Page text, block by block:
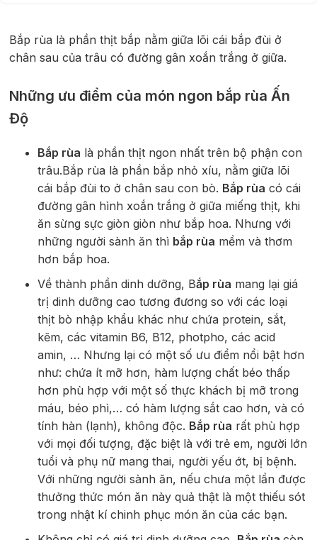
Bắp rùa là phần thịt bắp nằm giữa lõi cái bắp đùi ở
chân sau của trâu có đường gân xoắn trắng ở giữa.
Những ưu điểm của món ngon bắp rùa Ấn
Độ
Bắp rùa là phần thịt ngon nhất trên bộ phận con
trâu.Bắp rùa là phần bắp nhỏ xíu, nằm giữa lõi
cái bắp đùi to ở chân sau con bò. Bắp rùa có cái
đường gân hình xoắn trắng ở giữa miếng thịt, khi
ăn sừng sực giòn giòn như bắp hoa. Nhưng với
những người sành ăn thì bắp rùa mềm và thơm
hơn bắp hoa.
Về thành phần dinh dưỡng, Bắp rùa mang lại giá
trị dinh dưỡng cao tương đương so với các loại
thịt bò nhập khẩu khác như chứa protein, sắt,
kẽm, các vitamin B6, B12, photpho, các acid
amin, … Nhưng lại có một số ưu điểm nổi bật hơn
như: chứa ít mỡ hơn, hàm lượng chất béo thấp
hơn phù hợp với một số thực khách bị mỡ trong
máu, béo phì,… có hàm lượng sắt cao hơn, và có
tính hàn (lạnh), không độc. Bắp rùa rất phù hợp
với mọi đối tượng, đặc biệt là với trẻ em, người lớn
tuổi và phụ nữ mang thai, người yếu ớt, bị bệnh.
Với những người sành ăn, nếu chưa một lần được
thưởng thức món ăn này quả thật là một thiếu sót
trong nhật kí chinh phục món ăn của các bạn.